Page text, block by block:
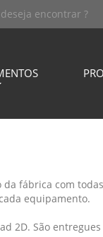
fábrica com
equipamento.
2D. São